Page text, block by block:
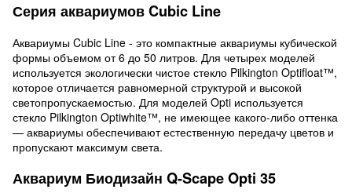
Серия аквариумов Cubic Line
Аквариумы Cubic Line - это компактные аквариумы кубической
формы объемом от 6 до 50 литров. Для четырех моделей
используется экологически чистое стекло Pilkington Optifloat™,
которое отличается равномерной структурой и высокой
светопропускаемостью. Для моделей Opti используется
стекло Pilkington Optiwhite™, не имеющее какого-либо оттенка
— аквариумы обеспечивают естественную передачу цветов и
пропускают максимум света.
Аквариум Биодизайн Q-Scape Opti 35